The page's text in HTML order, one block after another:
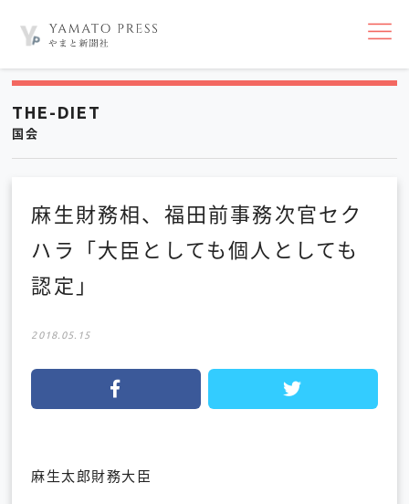
nav
THE-DIET
国会
麻生財務相、福田前事務次官セク
ハラ「大臣としても個人としても
認定」
2018.05.15
麻生太郎財務大臣